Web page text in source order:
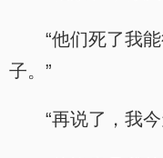
“他们死了我
子。”
“再说了，我